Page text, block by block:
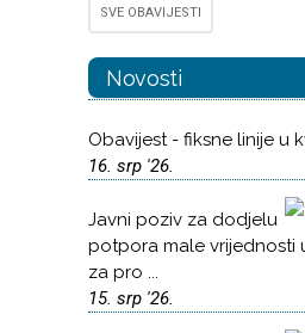
SVE OBAVIJESTI
Novosti
Obavijest - fiksne linije u
16. srp '26.
Javni poziv za dodjelu
potpora male vrijednosti
za pro ...
15. srp '26.